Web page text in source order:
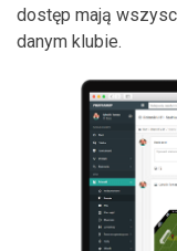
dostęp mają
danym klubie.